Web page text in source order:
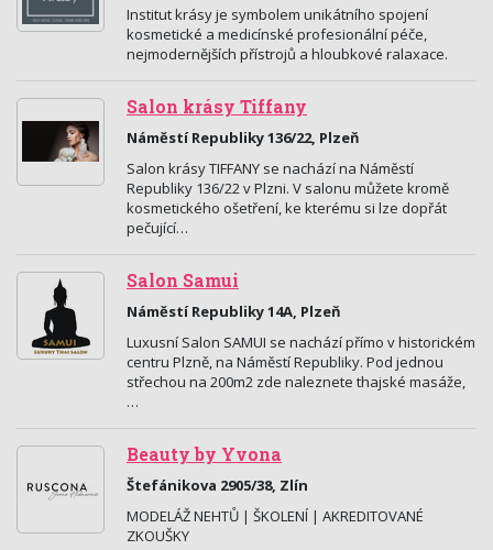
Institut krásy je symbolem unikátního spojení
kosmetické a medicínské profesionální péče,
nejmodernějších přístrojů a hloubkové ralaxace.
Salon krásy Tiffany
Náměstí Republiky 136/22, Plzeň
Salon krásy TIFFANY se nachází na Náměstí
Republiky 136/22 v Plzni. V salonu můžete kromě
kosmetického ošetření, ke kterému si lze dopřát
pečující…
Salon Samui
Náměstí Republiky 14A, Plzeň
Luxusní Salon SAMUI se nachází přímo v historickém
centru Plzně, na Náměstí Republiky. Pod jednou
střechou na 200m2 zde naleznete thajské masáže,
…
Beauty by Yvona
Štefánikova 2905/38, Zlín
MODELÁŽ NEHTŮ | ŠKOLENÍ | AKREDITOVANÉ
ZKOUŠKY